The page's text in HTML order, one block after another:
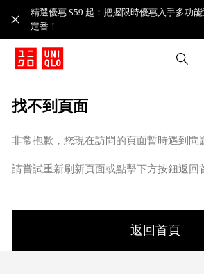
精選優惠 $59 起：把握限時優惠入手多功
定番！​
找不到頁面
非常抱歉，您現在訪問的頁面暫時遇到問
請嘗試重新刷新頁面或點擊下方按鈕返回
返回首頁